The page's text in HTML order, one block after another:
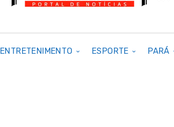
ENTRETENIMENTO ESPORTE PARÁ